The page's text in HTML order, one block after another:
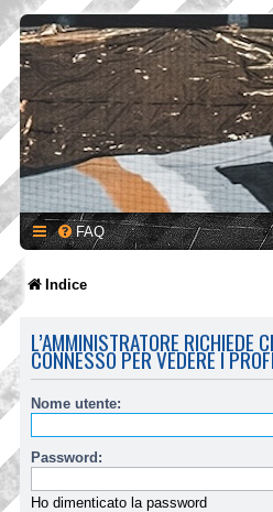
FAQ
Indice
L’AMMINISTRATORE RICHIEDE
CONNESSO PER VEDERE I
Nome utente:
Password:
Ho dimenticato la password